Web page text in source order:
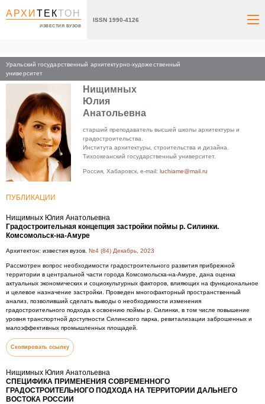
АРХИТЕКТОН
ИЗВЕСТИЯ ВУЗОВ
ISSN 1990-4126
Уральский государственный архитектурно-художественный
университет
Главная
Нищимных
Юлия
Анатольевна
старший преподаватель высшей школы архитектуры и
градостроительства.
Института архитектуры, строительства и дизайна.
Тихоокеанский государственный университет.
Россия, Хабаровск, e-mail: luchiame@mail.ru
ПУБЛИКАЦИИ
Нищимных Юлия Анатольевна
Градостроительная концепция застройки поймы р. Силинки.
Комсомольск-на-Амуре
Архитектон: известия вузов. №4 (84) Декабрь, 2023
Рассмотрен вопрос необходимости градостроительного развития прибрежной
территории в центральной части города Комсомольска-на-Амуре, дана оценка
актуальных экономических и социокультурных факторов, влияющих на функциональное
и целевое назначение застройки. Проведен многофакторный пространственный
анализ, позволивший сделать выводы о необходимости изменения
градостроительного подхода к освоению поймы р. Силинки, в том числе повышение
уровня транспортной доступности Силинского парка, ревитализации заброшенных и
малоэффективных промышленных площадей.
Скопировать ссылку
Нищимных Юлия Анатольевна
СПЕЦИФИКА ПРИМЕНЕНИЯ СОВРЕМЕННОГО
ГРАДОСТРОИТЕЛЬНОГО ПОДХОДА НА ТЕРРИТОРИИ ДАЛЬНЕГО
ВОСТОКА РОССИИ